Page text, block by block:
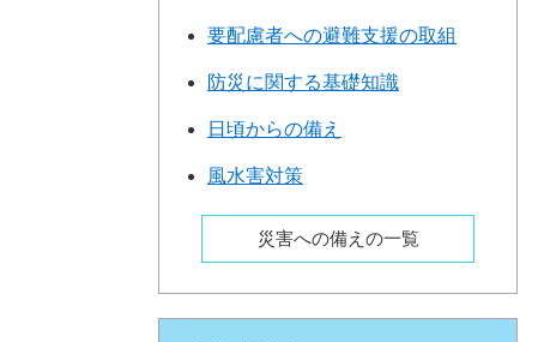
要配慮者への避難支援の取組
防災に関する基礎知識
日頃からの備え
風水害対策
災害への備えの一覧